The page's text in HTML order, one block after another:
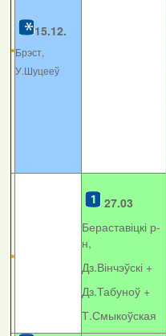
15.12.
Брэст,
У.Шуцееў
27.03
Бераставіцкі р-
н,
Дз.Вінчэўскі +
Дз.Табуноў +
Т.Смыкоўская